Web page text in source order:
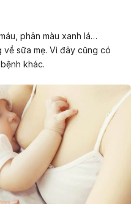
phân màu xanh lá…
về sữa mẹ. Vì đây cũng có
khác.